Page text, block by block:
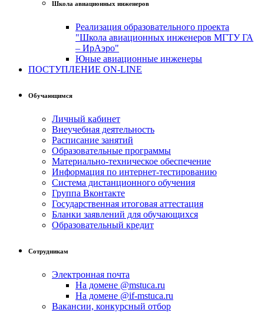
Школа авиационных инженеров
Реализация образовательного проекта
"Школа авиационных инженеров МГТУ ГА
– ИрАэро"
Юные авиационные инженеры
ПОСТУПЛЕНИЕ ON-LINE
Обучающимся
Личный кабинет
Внеучебная деятельность
Расписание занятий
Образовательные программы
Материально-техническое обеспечение
Информация по интернет-тестированию
Система дистанционного обучения
Группа Вконтакте
Государственная итоговая аттестация
Бланки заявлений для обучающихся
Образовательный кредит
Сотрудникам
Электронная почта
На домене @mstuca.ru
На домене @if-mstuca.ru
Вакансии, конкурсный отбор